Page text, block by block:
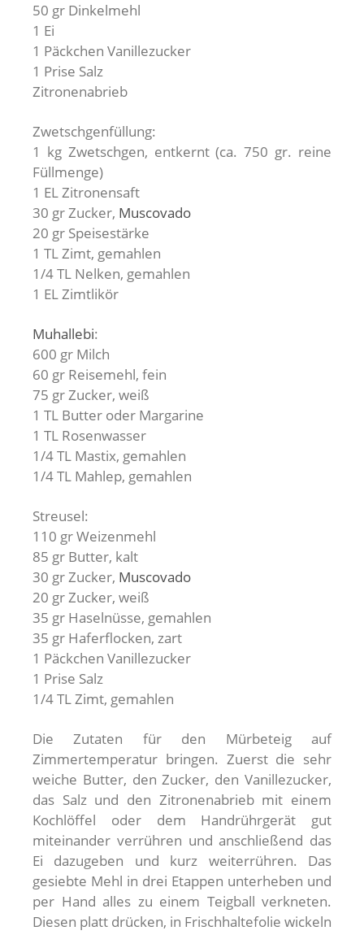
50 gr Dinkelmehl
1 Ei
1 Päckchen Vanillezucker
1 Prise Salz
Zitronenabrieb
Zwetschgenfüllung:
1 kg Zwetschgen, entkernt (ca. 750 gr. reine
Füllmenge)
1 EL Zitronensaft
30 gr Zucker, Muscovado
20 gr Speisestärke
1 TL Zimt, gemahlen
1/4 TL Nelken, gemahlen
1 EL Zimtlikör
Muhallebi:
600 gr Milch
60 gr Reisemehl, fein
75 gr Zucker, weiß
1 TL Butter oder Margarine
1 TL Rosenwasser
1/4 TL Mastix, gemahlen
1/4 TL Mahlep, gemahlen
Streusel:
110 gr Weizenmehl
85 gr Butter, kalt
30 gr Zucker, Muscovado
20 gr Zucker, weiß
35 gr Haselnüsse, gemahlen
35 gr Haferflocken, zart
1 Päckchen Vanillezucker
1 Prise Salz
1/4 TL Zimt, gemahlen
Die Zutaten für den Mürbeteig auf
Zimmertemperatur bringen. Zuerst die sehr
weiche Butter, den Zucker, den Vanillezucker,
das Salz und den Zitronenabrieb mit einem
Kochlöffel oder dem Handrührgerät gut
miteinander verrühren und anschließend das
Ei dazugeben und kurz weiterrühren. Das
gesiebte Mehl in drei Etappen unterheben und
per Hand alles zu einem Teigball verkneten.
Diesen platt drücken, in Frischhaltefolie wickeln